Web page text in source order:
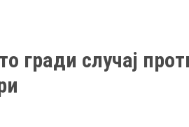
гради случај